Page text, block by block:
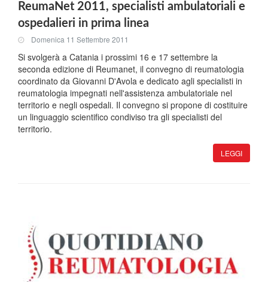
ReumaNet 2011, specialisti ambulatoriali e
ospedalieri in prima linea
Domenica 11 Settembre 2011
Si svolgerà a Catania i prossimi 16 e 17 settembre la
seconda edizione di Reumanet, il convegno di reumatologia
coordinato da Giovanni D'Avola e dedicato agli specialisti in
reumatologia impegnati nell'assistenza ambulatoriale nel
territorio e negli ospedali. Il convegno si propone di costituire
un linguaggio scientifico condiviso tra gli specialisti del
territorio.
LEGGI